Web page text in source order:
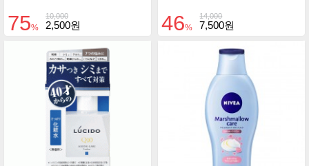
10,000
75% 2,500원
14,000
46% 7,500원